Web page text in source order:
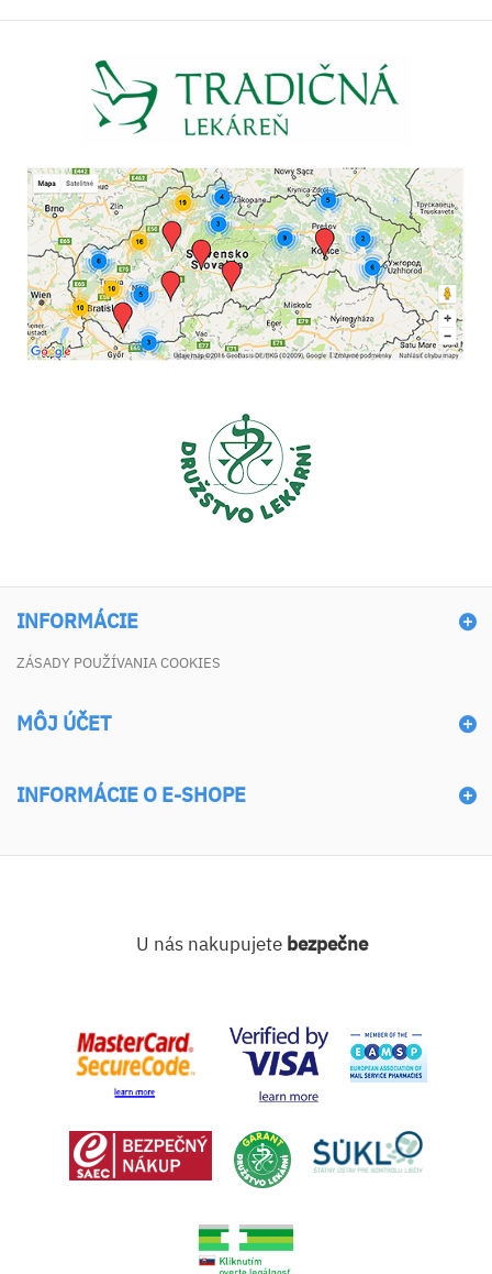
INFORMÁCIE
ZÁSADY POUŽÍVANIA COOKIES
MÔJ ÚČET
INFORMÁCIE O E-SHOPE
U nás nakupujete bezpečne